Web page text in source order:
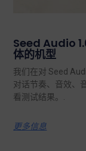
Seed Audio
体的机型
我们在对 Seed
对话节奏、音效、
看测试结果。.
更多信息